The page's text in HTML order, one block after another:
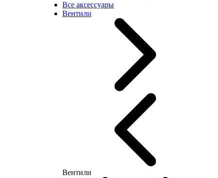
Все аксессуары
Вентили
Вентили